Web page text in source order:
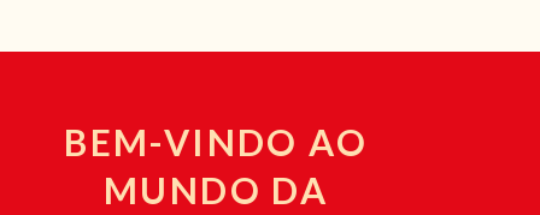
BEM-VINDO AO
MUNDO DA